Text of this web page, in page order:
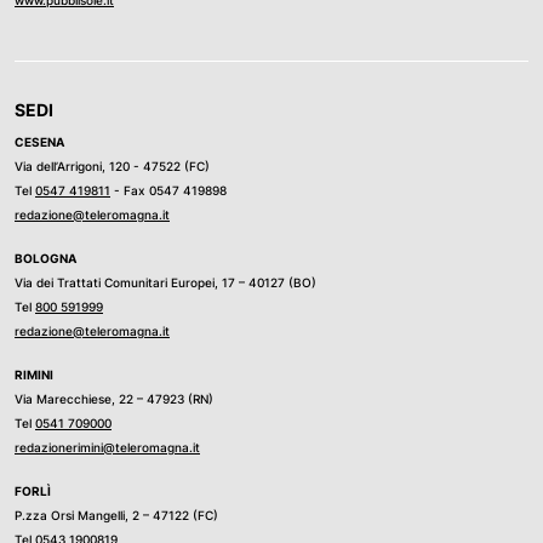
SEDI
CESENA
Via dell’Arrigoni, 120 - 47522 (FC)
Tel 0547 419811 - Fax 0547 419898
redazione@teleromagna.it
BOLOGNA
Via dei Trattati Comunitari Europei, 17 – 40127 (BO)
Tel 800 591999
redazione@teleromagna.it
RIMINI
Via Marecchiese, 22 – 47923 (RN)
Tel 0541 709000
redazionerimini@teleromagna.it
FORLÌ
P.zza Orsi Mangelli, 2 – 47122 (FC)
Tel 0543 1900819